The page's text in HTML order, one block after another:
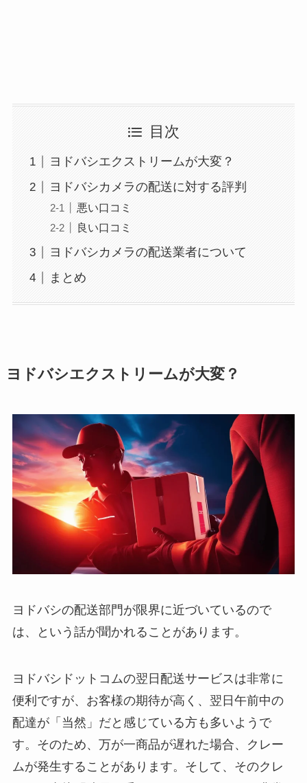
目次
ヨドバシエクストリームが大変？
ヨドバシカメラの配送に対する評判
悪い口コミ
良い口コミ
ヨドバシカメラの配送業者について
まとめ
ヨドバシエクストリームが大変？
ヨドバシの配送部門が限界に近づいているので
は、という話が聞かれることがあります。
ヨドバシドットコムの翌日配送サービスは非常に
便利ですが、お客様の期待が高く、翌日午前中の
配達が「当然」だと感じている方も多いようで
す。そのため、万が一商品が遅れた場合、クレー
ムが発生することがあります。そして、そのクレ